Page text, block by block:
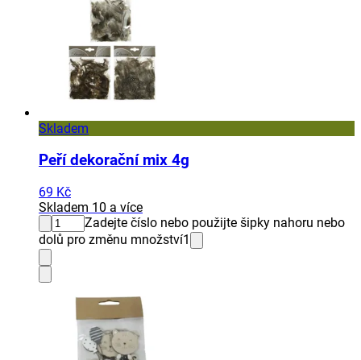
Skladem
Peří dekorační mix 4g
69 Kč
Skladem 10 a více
Zadejte číslo nebo použijte šipky nahoru nebo
dolů pro změnu množství1